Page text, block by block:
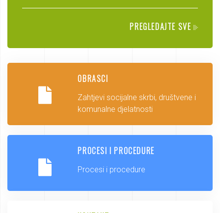
PREGLEDAJTE SVE
OBRASCI
Zahtjevi socijalne skrbi, društvene i
komunalne djelatnosti
PROCESI I PROCEDURE
Procesi i procedure